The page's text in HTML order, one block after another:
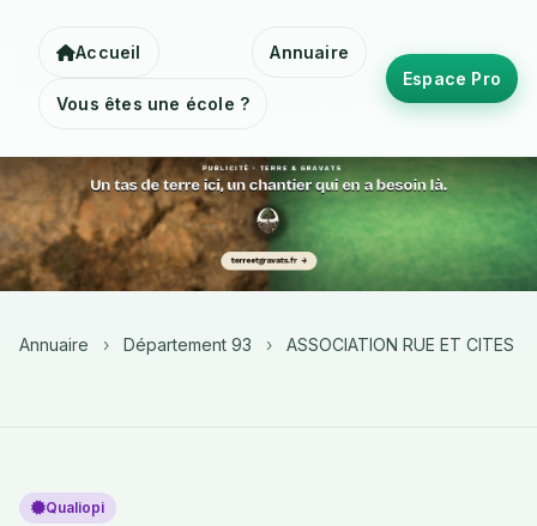
Accueil Annuaire
Vous êtes une école ?
Espace Pro
Annuaire › Département 93 › ASSOCIATION RUE ET CITES
Qualiopi